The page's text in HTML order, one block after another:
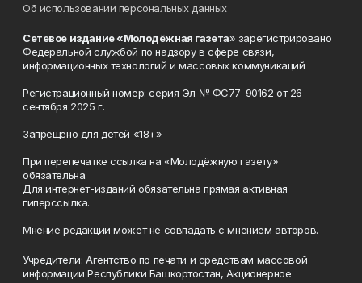
Об использовании персональных данных
Сетевое издание «Молодёжная газета» зарегистрировано
Федеральной службой по надзору в сфере связи,
информационных технологий и массовых коммуникаций
Регистрационный номер: серия Эл № ФС77-90162 от 26
сентября 2025 г.
Запрещено для детей «18+»
При перепечатке ссылка на «Молодёжную газету»
обязательна.
Для интернет-изданий обязательна прямая активная
гиперссылка.
Мнение редакции может не совпадать с мнением авторов.
Учредители: Агентство по печати и средствам массовой
информации Республики Башкортостан, Акционерное